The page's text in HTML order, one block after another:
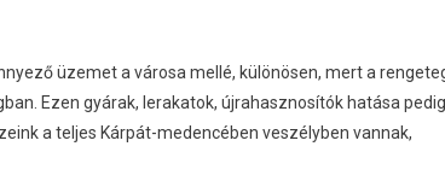
üzemet a városa mellé, különösen, mert a
Ezen gyárak, lerakatok, újrahasznosítók hatása pedig
a teljes Kárpát-medencében veszélyben vannak,